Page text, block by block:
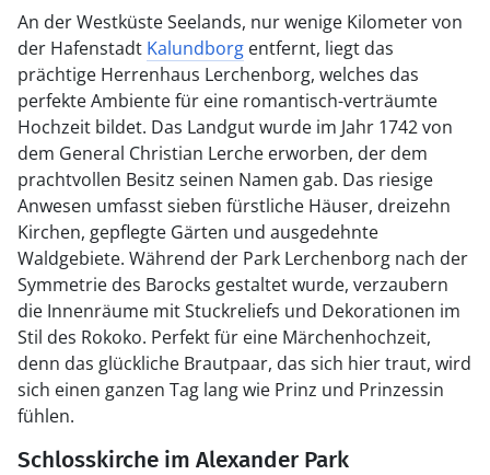
An der Westküste Seelands, nur wenige Kilometer von
der Hafenstadt Kalundborg entfernt, liegt das
prächtige Herrenhaus Lerchenborg, welches das
perfekte Ambiente für eine romantisch-verträumte
Hochzeit bildet. Das Landgut wurde im Jahr 1742 von
dem General Christian Lerche erworben, der dem
prachtvollen Besitz seinen Namen gab. Das riesige
Anwesen umfasst sieben fürstliche Häuser, dreizehn
Kirchen, gepflegte Gärten und ausgedehnte
Waldgebiete. Während der Park Lerchenborg nach der
Symmetrie des Barocks gestaltet wurde, verzaubern
die Innenräume mit Stuckreliefs und Dekorationen im
Stil des Rokoko. Perfekt für eine Märchenhochzeit,
denn das glückliche Brautpaar, das sich hier traut, wird
sich einen ganzen Tag lang wie Prinz und Prinzessin
fühlen.
Schlosskirche im Alexander Park